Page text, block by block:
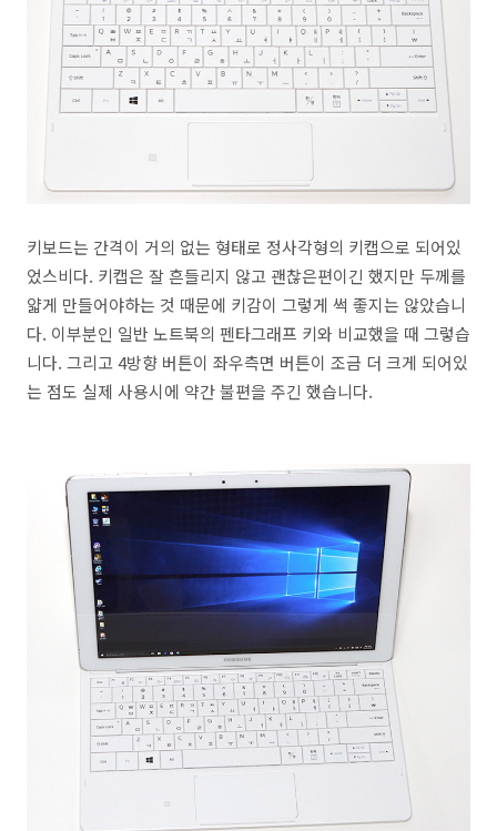
키보드는 간격이 거의 없는 형태로 정사각형의 키캡으로 되어있
었스비다. 키캡은 잘 흔들리지 않고 괜찮은편이긴 했지만 두께를
얇게 만들어야하는 것 때문에 키감이 그렇게 썩 좋지는 않았습니
다. 이부분인 일반 노트북의 펜타그래프 키와 비교했을 때 그렇습
니다. 그리고 4방향 버튼이 좌우측면 버튼이 조금 더 크게 되어있
는 점도 실제 사용시에 약간 불편을 주긴 했습니다.